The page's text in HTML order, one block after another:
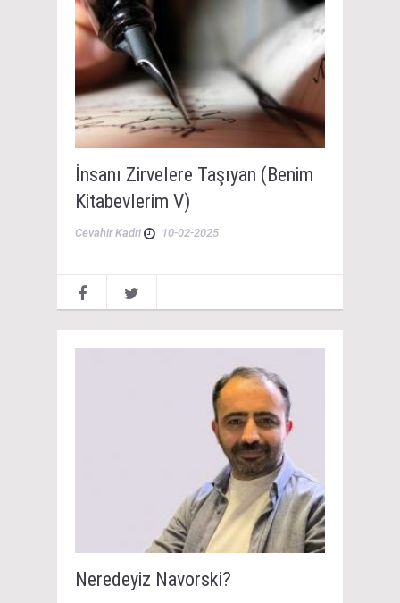
İnsanı Zirvelere Taşıyan (Benim
Kitabevlerim V)
Cevahir Kadri 10-02-2025
Neredeyiz Navorski?